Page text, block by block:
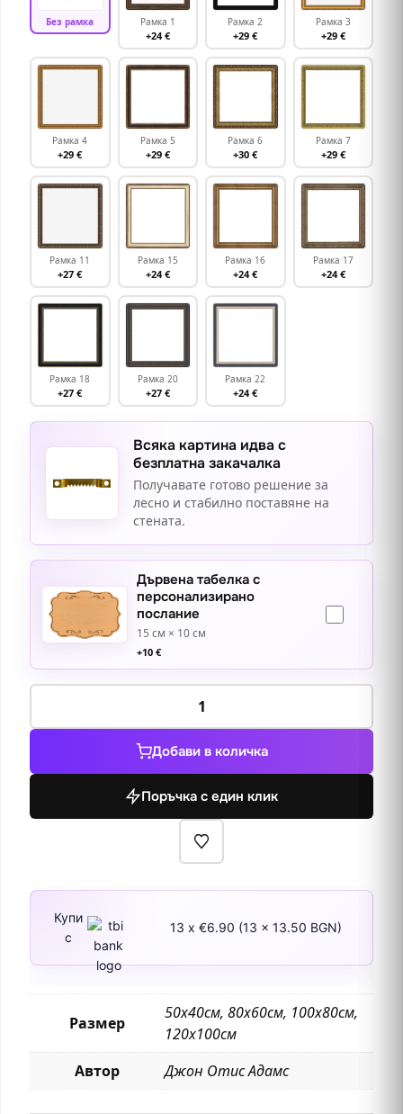
Без рамка Рамка 1
+24 €
Рамка 2
+29 €
Рамка 3
+29 €
Рамка 4
+29 €
Рамка 5
+29 €
Рамка 6
+30 €
Рамка 7
+29 €
Рамка 11
+27 €
Рамка 15
+24 €
Рамка 16
+24 €
Рамка 17
+24 €
Рамка 18
+27 €
Рамка 20
+27 €
Рамка 22
+24 €
Всяка картина идва с
безплатна закачалка
Получавате готово решение за
лесно и стабилно поставяне на
стената.
Дървена табелка с
персонализирано
послание
15 см × 10 см
+10 €
количество
Ден
пране,
Добави в количка
Поръчка с един клик
Купи
с
13 x €6.90 (13 x 13.50 BGN)
Размер
50х40см, 80х60см, 100х80см,
120х100см
Автор
Джон Отис Адамс